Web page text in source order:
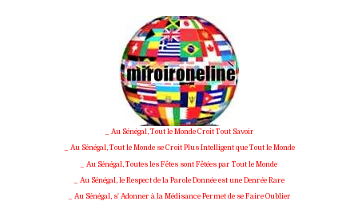
_ Au Sénégal, Tout le Monde Croit Tout Savoir
_ Au Sénégal, Tout le Monde se Croit Plus Intelligent que Tout le Monde
_ Au Sénégal, Toutes les Fêtes sont Fêtées par Tout le Monde
_ Au Sénégal, le Respect de la Parole Donnée est une Denrée Rare
_ Au Sénégal, s' Adonner à la Médisance Permet de se Faire Oublier